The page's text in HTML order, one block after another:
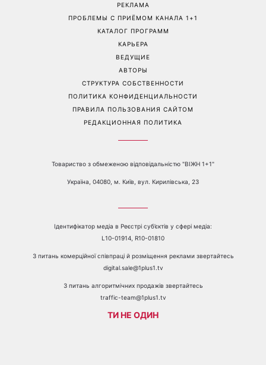
РЕКЛАМА
ПРОБЛЕМЫ С ПРИЁМОМ КАНАЛА 1+1
КАТАЛОГ ПРОГРАММ
КАРЬЕРА
ВЕДУЩИЕ
АВТОРЫ
СТРУКТУРА СОБСТВЕННОСТИ
ПОЛИТИКА КОНФИДЕНЦИАЛЬНОСТИ
ПРАВИЛА ПОЛЬЗОВАНИЯ САЙТОМ
РЕДАКЦИОННАЯ ПОЛИТИКА
Товариство з обмеженою відповідальністю "ВІЖН 1+1"
Україна, 04080, м. Київ, вул. Кирилівська, 23
Ідентифікатор медіа в Реєстрі суб’єктів у сфері медіа:
L10-01914, R10-01810
З питань комерційної співпраці й розміщення реклами звертайтесь
digital.sale@1plus1.tv
З питань алгоритмічних продажів звертайтесь
traffic-team@1plus1.tv
ТИ НЕ ОДИН